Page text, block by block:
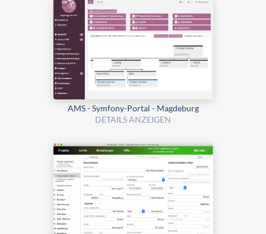
AMS - Symfony-Portal - Magdeburg
DETAILS ANZEIGEN